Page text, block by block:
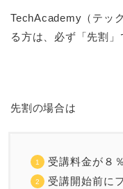
TechAcademy（テッ
る方は、必ず「先割」
先割の場合は
受講料金が８
受講開始前に